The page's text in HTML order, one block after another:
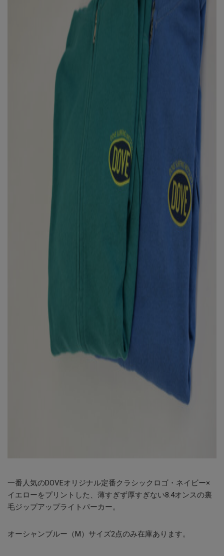
一番人気のDOVEオリジナル定番クラシックロゴ・ネイビー×
イエローをプリントした、薄すぎず厚すぎない8.4オンスの裏
毛ジップアップライトパーカー。
オーシャンブルー（M）サイズ2点のみ在庫あります。